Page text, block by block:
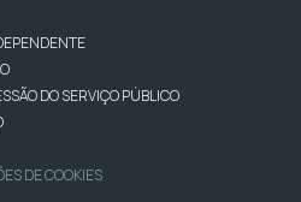
DO SERVIÇO PÚBLICO
DE COOKIES